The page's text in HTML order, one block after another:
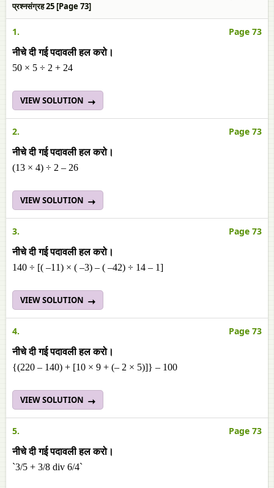
प्रश्नसंग्रह 25 [Page 73]
1. Page 73
नीचे दी गई पदावली हल करो।
50 × 5 ÷ 2 + 24
VIEW SOLUTION
2. Page 73
नीचे दी गई पदावली हल करो।
(13 × 4) ÷ 2 – 26
VIEW SOLUTION
3. Page 73
नीचे दी गई पदावली हल करो।
140 ÷ [( –11) × ( –3) – ( –42) ÷ 14 – 1]
VIEW SOLUTION
4. Page 73
नीचे दी गई पदावली हल करो।
{(220 – 140) + [10 × 9 + (– 2 × 5)]} – 100
VIEW SOLUTION
5. Page 73
नीचे दी गई पदावली हल करो।
`3/5 + 3/8 div 6/4`